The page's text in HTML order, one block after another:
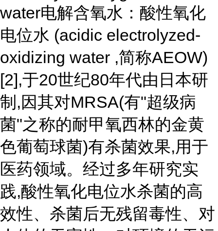
water电解含氧水：酸性氧化
电位水 (acidic electrolyzed-
oxidizing water ,简称AEOW)
[2],于20世纪80年代由日本研
制,因其对MRSA(有"超级病
菌"之称的耐甲氧西林的金黄
色葡萄球菌)有杀菌效果,用于
医药领域。经过多年研究实
践,酸性氧化电位水杀菌的高
效性、杀菌后无残留毒性、对